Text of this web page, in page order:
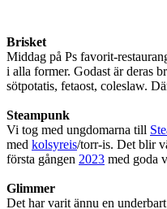
Brisket
Middag på Ps favorit-
i alla former. Godast är deras
sötpotatis, fetaost, coleslaw.
Steampunk
Vi tog med ungdomarna till
med kolsyreis/torr-is. Det blir
första gången 2023 med goda
Glimmer
Det har varit ännu en